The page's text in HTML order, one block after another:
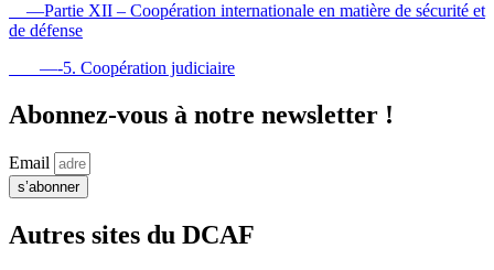
—Partie XII – Coopération internationale en matière de sécurité et
de défense
—-5. Coopération judiciaire
Abonnez-vous à notre newsletter !
Email
s’abonner
Autres sites du DCAF